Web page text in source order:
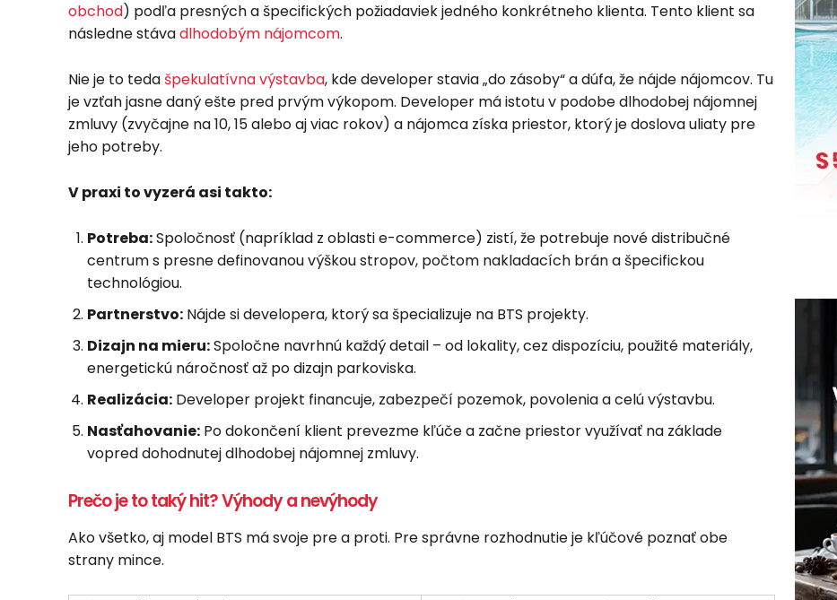
obchod) podľa presných a špecifických požiadaviek jedného konkrétneho klienta. Tento klient sa
následne stávadlhodobým nájomcom.
Nie je to tedašpekulatívna výstavba, kde developer stavia „do zásoby“ a dúfa, že nájde nájomcov. Tu
je vzťah jasne daný ešte pred prvým výkopom. Developer má istotu v podobe dlhodobej nájomnej
zmluvy (zvyčajne na 10, 15 alebo aj viac rokov) a nájomca získa priestor, ktorý je doslova uliaty pre
jeho potreby.
V praxi to vyzerá asi takto:
Potreba:Spoločnosť (napríklad z oblasti e-commerce) zistí, že potrebuje nové distribučné
centrum s presne definovanou výškou stropov, počtom nakladacích brán a špecifickou
technológiou.
Partnerstvo: Nájde si developera, ktorý sa špecializuje na BTS projekty.
Dizajn na mieru:Spoločne navrhnú každý detail – od lokality, cez dispozíciu, použité materiály,
energetickú náročnosť až po dizajn parkoviska.
Realizácia: Developer projekt financuje, zabezpečí pozemok, povolenia a celú výstavbu.
Nasťahovanie: Po dokončení klient prevezme kľúče a začne priestor využívať na základe
vopred dohodnutej dlhodobej nájomnej zmluvy.
Prečo je to taký hit? Výhody a nevýhody
Ako všetko, aj model BTS má svoje pre a proti. Pre správne rozhodnutie je kľúčové poznať obe
strany mince.